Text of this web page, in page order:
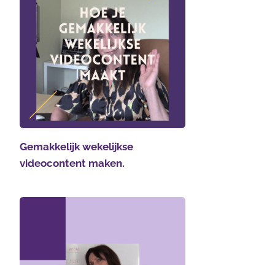
Gemakkelijk wekelijkse
videocontent maken.